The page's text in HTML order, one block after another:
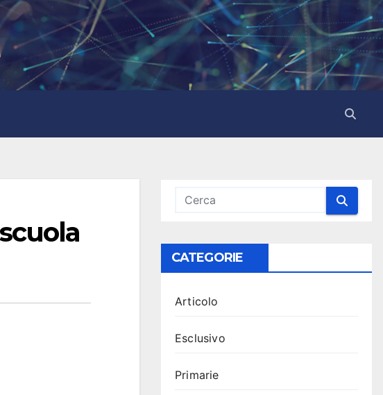
CATEGORIE
Articolo
Esclusivo
Primarie